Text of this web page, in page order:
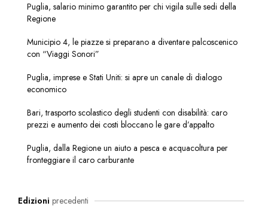
Puglia, salario minimo garantito per chi vigila sulle sedi della
Regione
Municipio 4, le piazze si preparano a diventare palcoscenico
con “Viaggi Sonori”
Puglia, imprese e Stati Uniti: si apre un canale di dialogo
economico
Bari, trasporto scolastico degli studenti con disabilità: caro
prezzi e aumento dei costi bloccano le gare d’appalto
Puglia, dalla Regione un aiuto a pesca e acquacoltura per
fronteggiare il caro carburante
Edizioni precedenti